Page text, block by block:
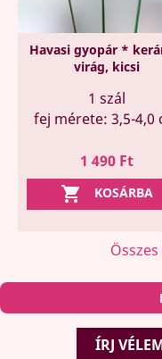
Havasi gyopár *
virág, kicsi
1 szál
fej mérete: 3,5-4,0
Ár
1 490 Ft
 KOSÁRBA
ÍRJ